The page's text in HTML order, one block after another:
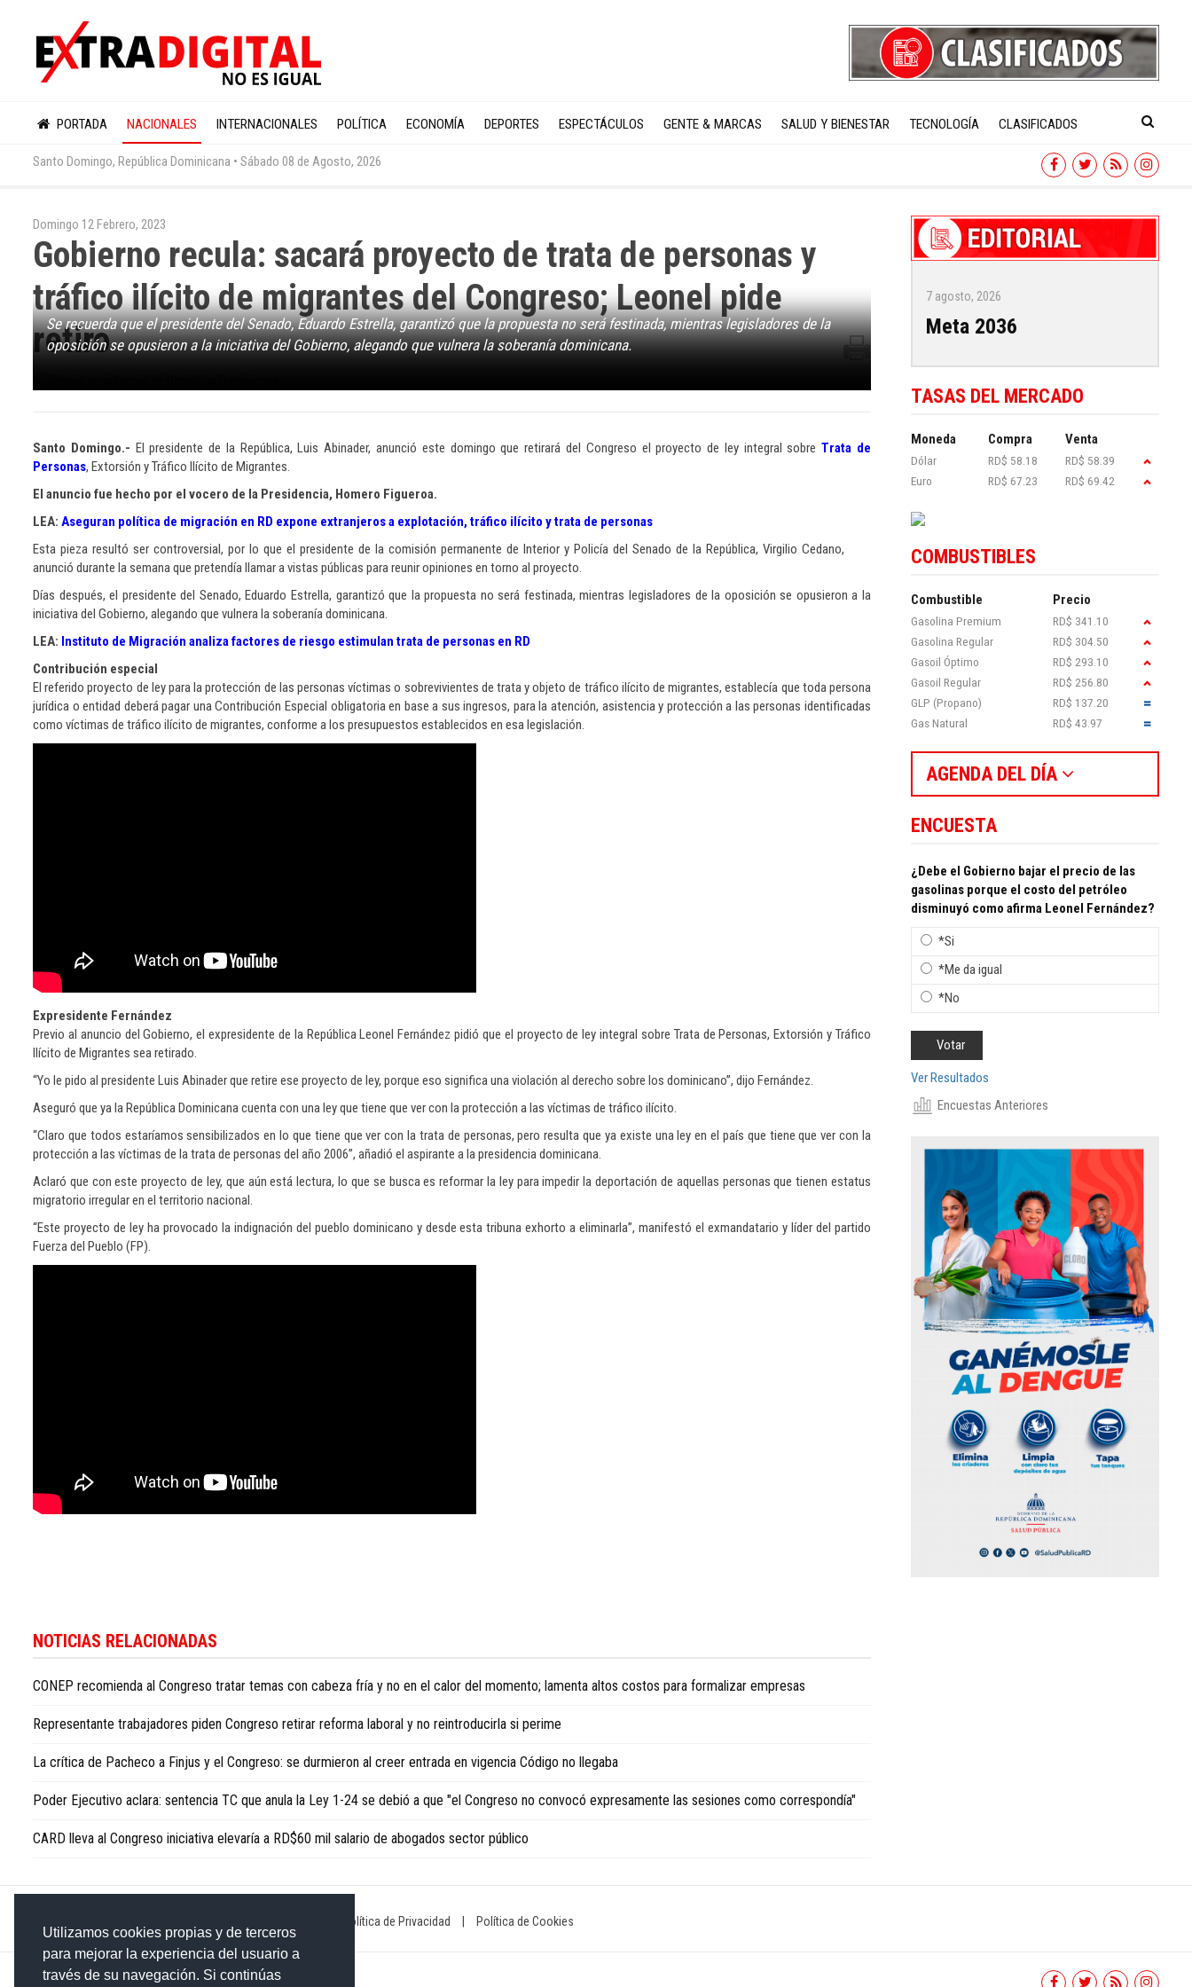
Utilizamos cookies propias y de terceros
para mejorar la experiencia del usuario a
través de su navegación. Si continúas
PORTADA NACIONALES INTERNACIONALES POLÍTICA ECONOMÍA DEPORTES ESPECTÁCULOS GENTE & MARCAS SALUD Y BIENESTAR TECNOLOGÍA CLASIFICADOS
Santo Domingo, República Dominicana • Sábado 08 de Agosto, 2026
Domingo 12 Febrero, 2023
Gobierno recula: sacará proyecto de trata de personas y
tráfico ilícito de migrantes del Congreso; Leonel pide
retiro
Se recuerda que el presidente del Senado, Eduardo Estrella, garantizó que la propuesta no será festinada, mientras legisladores de la
oposición se opusieron a la iniciativa del Gobierno, alegando que vulnera la soberanía dominicana.
Santo Domingo.- El presidente de la República, Luis Abinader, anunció este domingo que retirará del Congreso el proyecto de ley integral sobreTrata de
Personas, Extorsión y Tráfico Ilícito de Migrantes.
El anuncio fue hecho por el vocero de la Presidencia, Homero Figueroa.
LEA: Aseguran política de migración en RD expone extranjeros a explotación, tráfico ilícito y trata de personas
Esta pieza resultó ser controversial, por lo que el presidente de la comisión permanente de Interior y Policía del Senado de la República, Virgilio Cedano,
anunció durante la semana que pretendía llamar a vistas públicas para reunir opiniones en torno al proyecto.
Días después, el presidente del Senado, Eduardo Estrella, garantizó que la propuesta no será festinada, mientras legisladores de la oposición se opusieron a la
iniciativa del Gobierno, alegando que vulnera la soberanía dominicana.
LEA: Instituto de Migración analiza factores de riesgo estimulan trata de personas en RD
Contribución especial
El referido proyecto de ley para la protección de las personas víctimas o sobrevivientes de trata y objeto de tráfico ilícito de migrantes, establecía que toda persona
jurídica o entidad deberá pagar una Contribución Especial obligatoria en base a sus ingresos, para la atención, asistencia y protección a las personas identificadas
como víctimas de tráfico ilícito de migrantes, conforme a los presupuestos establecidos en esa legislación.
Expresidente Fernández
Previo al anuncio del Gobierno, el expresidente de la República Leonel Fernández pidió que el proyecto de ley integral sobre Trata de Personas, Extorsión y Tráfico
Ilícito de Migrantes sea retirado.
“Yo le pido al presidente Luis Abinader que retire ese proyecto de ley, porque eso significa una violación al derecho sobre los dominicano”, dijo Fernández.
Aseguró que ya la República Dominicana cuenta con una ley que tiene que ver con la protección a las víctimas de tráfico ilícito.
“Claro que todos estaríamos sensibilizados en lo que tiene que ver con la trata de personas, pero resulta que ya existe una ley en el país que tiene que ver con la
protección a las víctimas de la trata de personas del año 2006”, añadió el aspirante a la presidencia dominicana.
Aclaró que con este proyecto de ley, que aún está lectura, lo que se busca es reformar la ley para impedir la deportación de aquellas personas que tienen estatus
migratorio irregular en el territorio nacional.
“Este proyecto de ley ha provocado la indignación del pueblo dominicano y desde esta tribuna exhorto a eliminarla”, manifestó el exmandatario y líder del partido
Fuerza del Pueblo (FP).
conocer
sobre
República
visite
Republic
in
NOTICIAS RELACIONADAS
CONEP recomienda al Congreso tratar temas con cabeza fría y no en el calor del momento; lamenta altos costos para formalizar empresas
Representante trabajadores piden Congreso retirar reforma laboral y no reintroducirla si perime
La crítica de Pacheco a Finjus y el Congreso: se durmieron al creer entrada en vigencia Código no llegaba
Poder Ejecutivo aclara: sentencia TC que anula la Ley 1-24 se debió a que "el Congreso no convocó expresamente las sesiones como correspondía"
CARD lleva al Congreso iniciativa elevaría a RD$60 mil salario de abogados sector público
7 agosto, 2026
Meta 2036
TASAS DEL MERCADO
Moneda Compra Venta
Dólar RD$ 58.18
RD$ 58.39
Euro
RD$ 67.23 RD$ 69.42
COMBUSTIBLES
Combustible Precio
Gasolina Premium
RD$ 341.10
Gasolina Regular
RD$ 304.50
Gasoil Óptimo
RD$ 293.10
Gasoil Regular
RD$ 256.80
GLP (Propano)
RD$ 137.20
Gas Natural
RD$ 43.97
AGENDA DEL DÍA
ENCUESTA
¿Debe el Gobierno bajar el precio de las
gasolinas porque el costo del petróleo
disminuyó como afirma Leonel Fernández?
*Si
*Me da igual
*No
Ver Resultados
Encuestas Anteriores
Política de Privacidad | Política de Cookies